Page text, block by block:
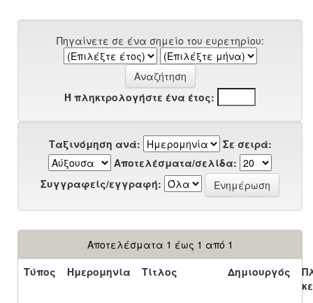
Πηγαίνετε σε ένα σημείο του ευρετηρίου:
Ή πληκτρολογήστε ένα έτος:
Ταξινόμηση ανά:
Σε σειρά:
Αποτελέσματα/σελίδα:
Συγγραφείς/εγγραφή:
Αποτελέσματα 1 έως 1 από 1
Τύπος
Ημερομηνία Τίτλος Δημιουργός